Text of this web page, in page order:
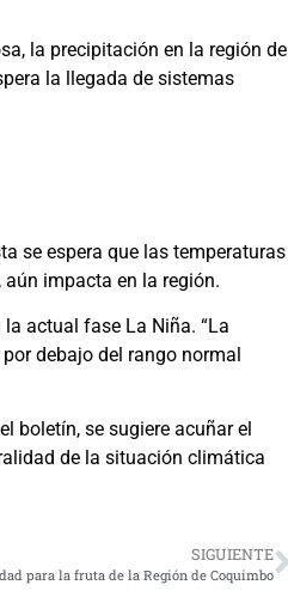
la precipitación en la región de
la llegada de sistemas
se espera que las temperaturas
impacta en la región.
actual fase La Niña. “La
debajo del rango normal
boletín, se sugiere acuñar el
de la situación climática
SIGUIENTE
para la fruta de la Región de Coquimbo